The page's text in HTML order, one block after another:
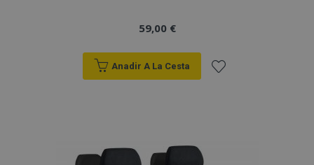
59,00 €
Anadir A La Cesta